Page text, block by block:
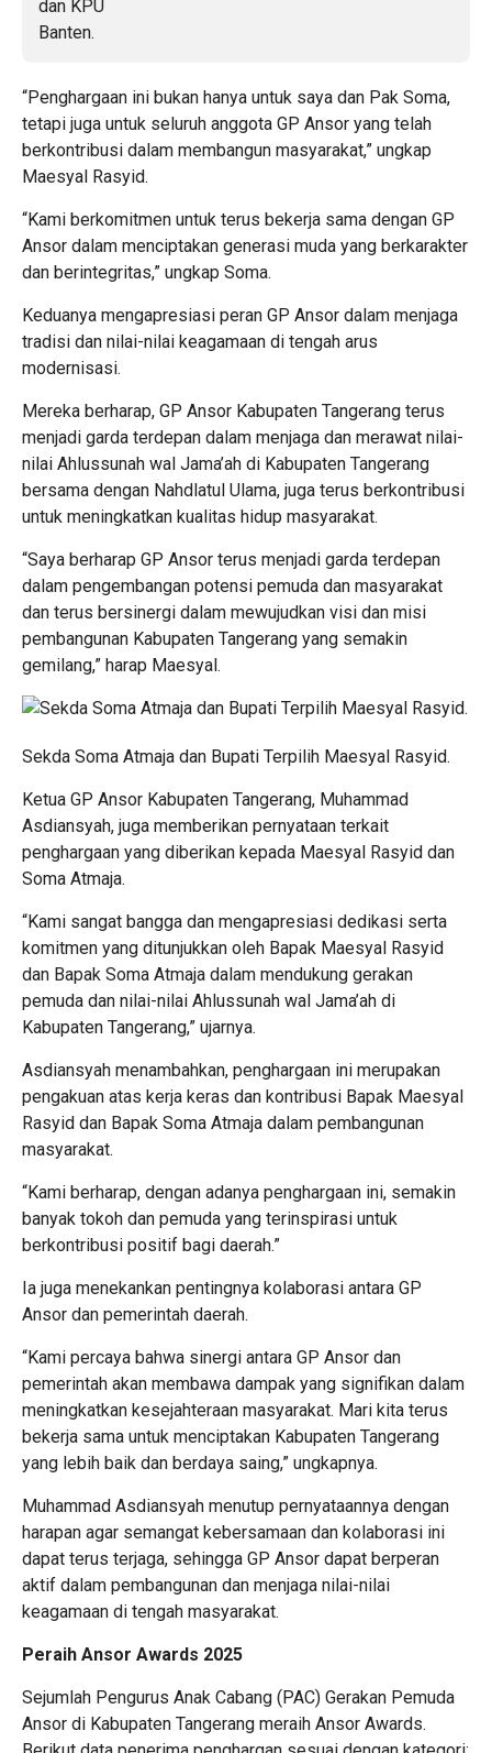
“Penghargaan ini bukan hanya untuk saya dan Pak Soma,
tetapi juga untuk seluruh anggota GP Ansor yang telah
berkontribusi dalam membangun masyarakat,” ungkap
Maesyal Rasyid.
“Kami berkomitmen untuk terus bekerja sama dengan GP
Ansor dalam menciptakan generasi muda yang berkarakter
dan berintegritas,” ungkap Soma.
Keduanya mengapresiasi peran GP Ansor dalam menjaga
tradisi dan nilai-nilai keagamaan di tengah arus
modernisasi.
Mereka berharap, GP Ansor Kabupaten Tangerang terus
menjadi garda terdepan dalam menjaga dan merawat nilai-
nilai Ahlussunah wal Jama’ah di Kabupaten Tangerang
bersama dengan Nahdlatul Ulama, juga terus berkontribusi
untuk meningkatkan kualitas hidup masyarakat.
“Saya berharap GP Ansor terus menjadi garda terdepan
dalam pengembangan potensi pemuda dan masyarakat
dan terus bersinergi dalam mewujudkan visi dan misi
pembangunan Kabupaten Tangerang yang semakin
gemilang,” harap Maesyal.
Sekda Soma Atmaja dan Bupati Terpilih Maesyal Rasyid.
Ketua GP Ansor Kabupaten Tangerang, Muhammad
Asdiansyah, juga memberikan pernyataan terkait
penghargaan yang diberikan kepada Maesyal Rasyid dan
Soma Atmaja.
“Kami sangat bangga dan mengapresiasi dedikasi serta
komitmen yang ditunjukkan oleh Bapak Maesyal Rasyid
dan Bapak Soma Atmaja dalam mendukung gerakan
pemuda dan nilai-nilai Ahlussunah wal Jama’ah di
Kabupaten Tangerang,” ujarnya.
Asdiansyah menambahkan, penghargaan ini merupakan
pengakuan atas kerja keras dan kontribusi Bapak Maesyal
Rasyid dan Bapak Soma Atmaja dalam pembangunan
masyarakat.
“Kami berharap, dengan adanya penghargaan ini, semakin
banyak tokoh dan pemuda yang terinspirasi untuk
berkontribusi positif bagi daerah.”
Ia juga menekankan pentingnya kolaborasi antara GP
Ansor dan pemerintah daerah.
“Kami percaya bahwa sinergi antara GP Ansor dan
pemerintah akan membawa dampak yang signifikan dalam
meningkatkan kesejahteraan masyarakat. Mari kita terus
bekerja sama untuk menciptakan Kabupaten Tangerang
yang lebih baik dan berdaya saing,” ungkapnya.
Muhammad Asdiansyah menutup pernyataannya dengan
harapan agar semangat kebersamaan dan kolaborasi ini
dapat terus terjaga, sehingga GP Ansor dapat berperan
aktif dalam pembangunan dan menjaga nilai-nilai
keagamaan di tengah masyarakat.
Peraih Ansor Awards 2025
Sejumlah Pengurus Anak Cabang (PAC) Gerakan Pemuda
Ansor di Kabupaten Tangerang meraih Ansor Awards.